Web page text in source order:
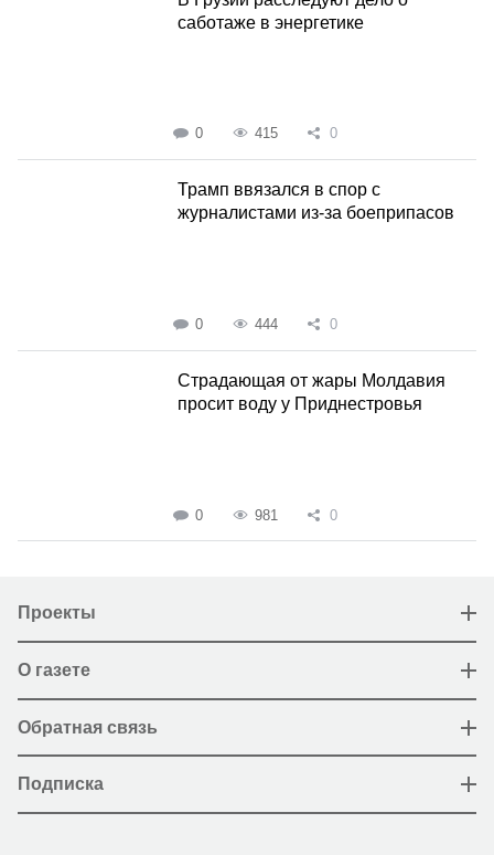
саботаже в энергетике
0 415 0
Трамп ввязался в спор с
журналистами из-за боеприпасов
0 444 0
Страдающая от жары Молдавия
просит воду у Приднестровья
0 981 0
Проекты
О газете
Обратная связь
Подписка